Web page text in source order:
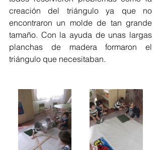
creación del triángulo ya que no
encontraron un molde de tan grande
tamaño. Con la ayuda de unas largas
planchas de madera formaron el
triángulo que necesitaban.